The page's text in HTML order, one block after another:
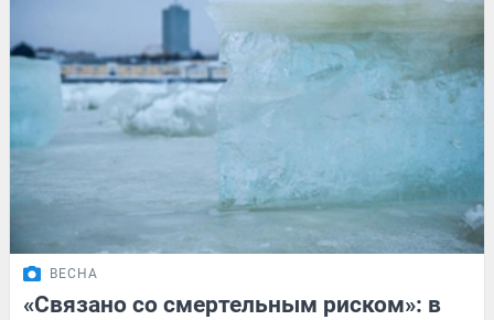
ВЕСНА
«Связано со смертельным риском»: в